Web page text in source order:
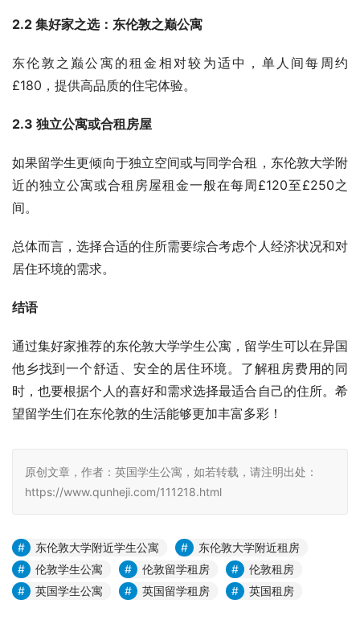
2.2 集好家之选：东伦敦之巅公寓
东伦敦之巅公寓的租金相对较为适中，单人间每周约
£180，提供高品质的住宅体验。
2.3 独立公寓或合租房屋
如果留学生更倾向于独立空间或与同学合租，东伦敦大学附
近的独立公寓或合租房屋租金一般在每周£120至£250之
间。
总体而言，选择合适的住所需要综合考虑个人经济状况和对
居住环境的需求。
结语
通过集好家推荐的东伦敦大学学生公寓，留学生可以在异国
他乡找到一个舒适、安全的居住环境。了解租房费用的同
时，也要根据个人的喜好和需求选择最适合自己的住所。希
望留学生们在东伦敦的生活能够更加丰富多彩！
原创文章，作者：英国学生公寓，如若转载，请注明出处：
https://www.qunheji.com/111218.html
东伦敦大学附近学生公寓
东伦敦大学附近租房
伦敦学生公寓
伦敦留学租房
伦敦租房
英国学生公寓
英国留学租房 英国租房